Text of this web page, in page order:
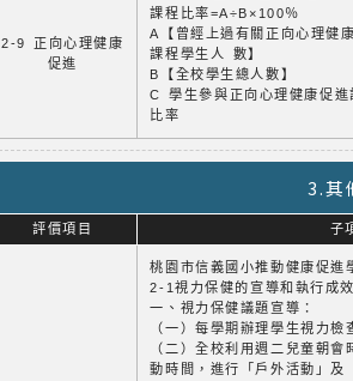
2-9 正向心理健康
促進
課程比率=A÷B×100％
A【曾經上過有關正向心理健
課程學生人 數】
B【全校學生總人數】
C 學生參與正向心理健康促進
比率
3.其
評價項目 子
桃園市信義國小推動健康促進
2-1視力保健的宣導和執行成
一、視力保健議題宣導：
（一）每學期辦理學生視力
（二）全校利用週二兒童朝
動時間，進行「戶外活動」及